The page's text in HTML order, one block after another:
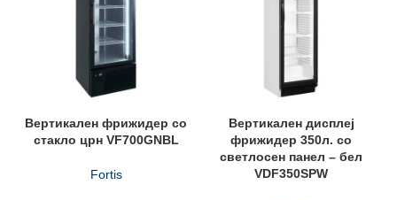
Вертикален фрижидер со
стакло црн VF700GNBL
Fortis
Вертикален дисплеј
фрижидер 350л. со
светлосен панел – бел
VDF350SPW